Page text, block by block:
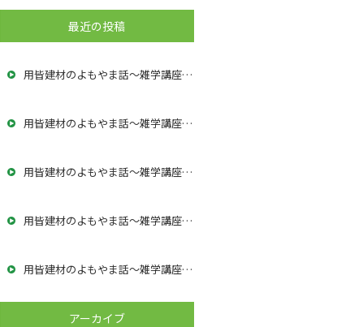
最近の投稿
用皆建材のよもやま話～雑学講座5夏の解体工事で大切な暑さ対策と現場管理
用皆建材のよもやま話～雑学講座5解体工事に求められる専門性とは
用皆建材のよもやま話～雑学講座56～
用皆建材のよもやま話～雑学講座55～
用皆建材のよもやま話～雑学講座54～
アーカイブ